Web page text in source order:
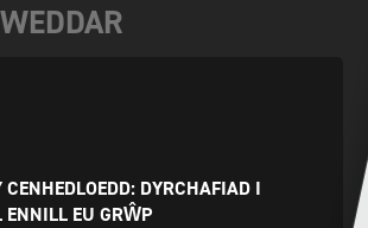
DYRCHAFIAD I
ENNILL EU GRŴP